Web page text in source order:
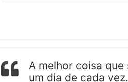
A melhor coisa
um dia de cada vez.